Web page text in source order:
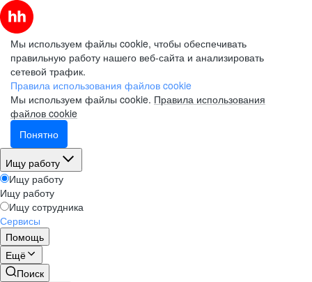
Мы используем файлы cookie, чтобы обеспечивать
правильную работу нашего веб-сайта и анализировать
сетевой трафик.
Правила использования файлов cookie
Мы используем файлы cookie. Правила использования
файлов cookie
Понятно
Ищу работу
Ищу работу
Ищу работу
Ищу сотрудника
Сервисы
Помощь
Ещё
Поиск